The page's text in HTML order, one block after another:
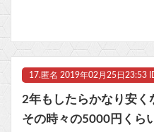
17. 匿名 2019年02月25日23:53
2年もしたらかなり安く
その時々の5000円くら